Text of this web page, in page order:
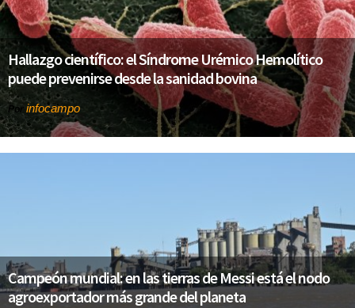
Hallazgo científico: el Síndrome Urémico Hemolítico
puede prevenirse desde la sanidad bovina
Por infocampo
Campeón mundial: en las tierras de Messi está el nodo
agroexportador más grande del planeta